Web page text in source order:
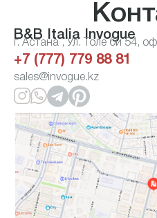
B&B Italia Invogue
г. Астана , Ул. Толе би 54,
+7 (777) 779 88 81
sales@invogue.kz